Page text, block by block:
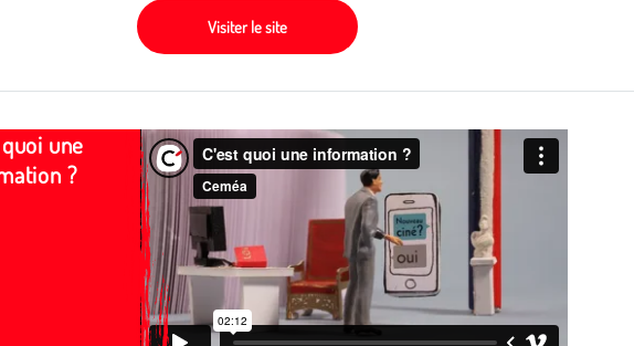
Visiter le site
une
?